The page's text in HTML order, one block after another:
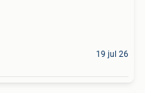
19 jul 26